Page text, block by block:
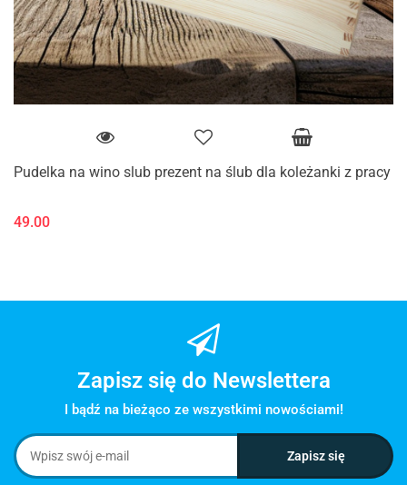
Pudelka na wino slub prezent na ślub dla koleżanki z pracy
49.00
Zapisz się do Newslettera
I bądź na bieżąco ze wszystkimi nowościami!